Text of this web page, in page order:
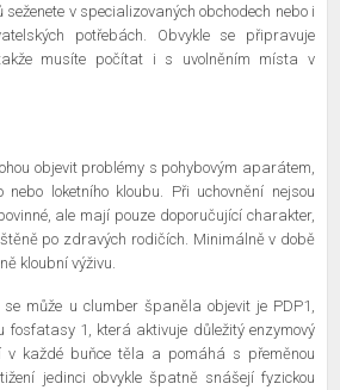
v specializovaných obchodech nebo i
potřebách. Obvykle se připravuje
musíte počítat i s uvolněním místa v
objevit problémy s pohybovým aparátem,
loketního kloubu. Při uchovnění nejsou
ale mají pouze doporučující charakter,
po zdravých rodičích. Minimálně v době
kloubní výživu.
se může u clumber španěla objevit je PDP1,
fosfatasy 1, která aktivuje důležitý enzymový
v každé buňce těla a pomáhá s přeměnou
jedinci obvykle špatně snášejí fyzickou